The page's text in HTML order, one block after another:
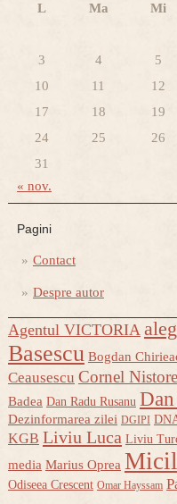
L Ma Mi
3
4 5
10
11 12
17
18 19
24
25 26
31
« nov.
Pagini
Contact
Despre autor
Agentul VICTORIA
Basescu Bogdan
Ceausescu Cornel
Badea Dan Radu Rusanu
Dezinformarea zilei DGIPI
KGB Liviu Luca Liviu
media Marius Oprea
Odiseea Crescent Omar Hayssam